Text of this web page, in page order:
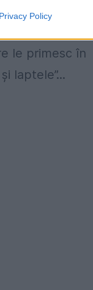
Privacy Policy
le primesc în
laptele”...